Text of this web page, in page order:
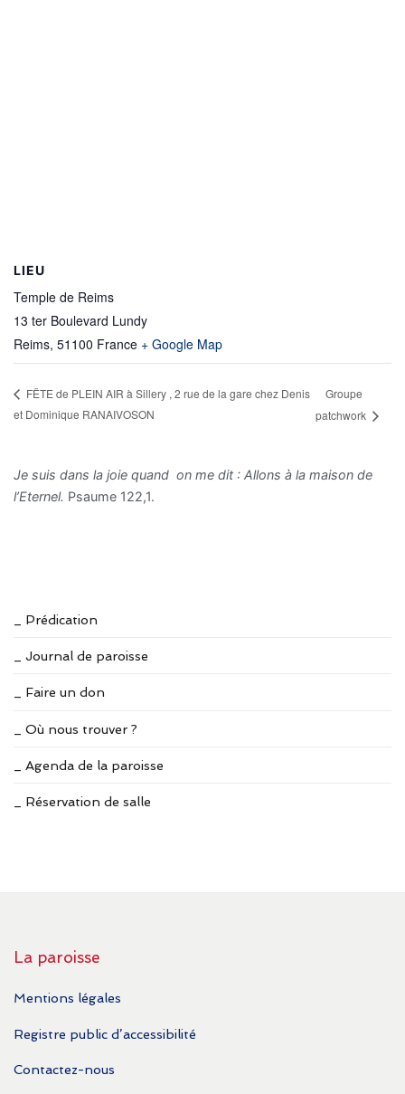
LIEU
Temple de Reims
13 ter Boulevard Lundy
Reims, 51100 France + Google Map
FËTE de PLEIN AIR à Sillery , 2 rue de la gare chez Denis
et Dominique RANAIVOSON
Groupe
patchwork
Je suis dans la joie quand on me dit : Allons à la maison de
l’Eternel. Psaume 122,1.
_ Prédication
_ Journal de paroisse
_ Faire un don
_ Où nous trouver ?
_ Agenda de la paroisse
_ Réservation de salle
La paroisse
Mentions légales
Registre public d’accessibilité
Contactez-nous